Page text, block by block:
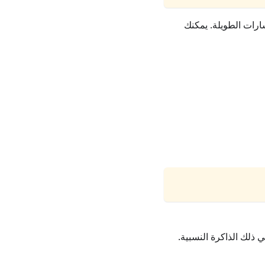
الطويلة. يمكنك
ذلك الذاكرة النسبية.